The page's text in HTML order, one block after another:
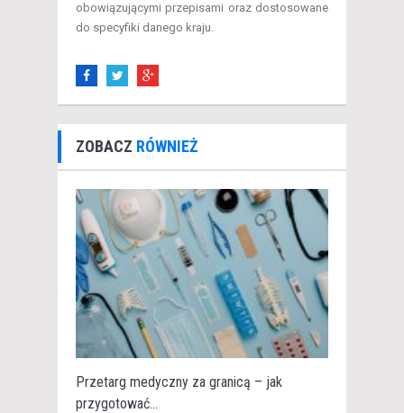
obowiązującymi przepisami oraz dostosowane
do specyfiki danego kraju.
ZOBACZ RÓWNIEŻ
Przetarg medyczny za granicą – jak
przygotować...